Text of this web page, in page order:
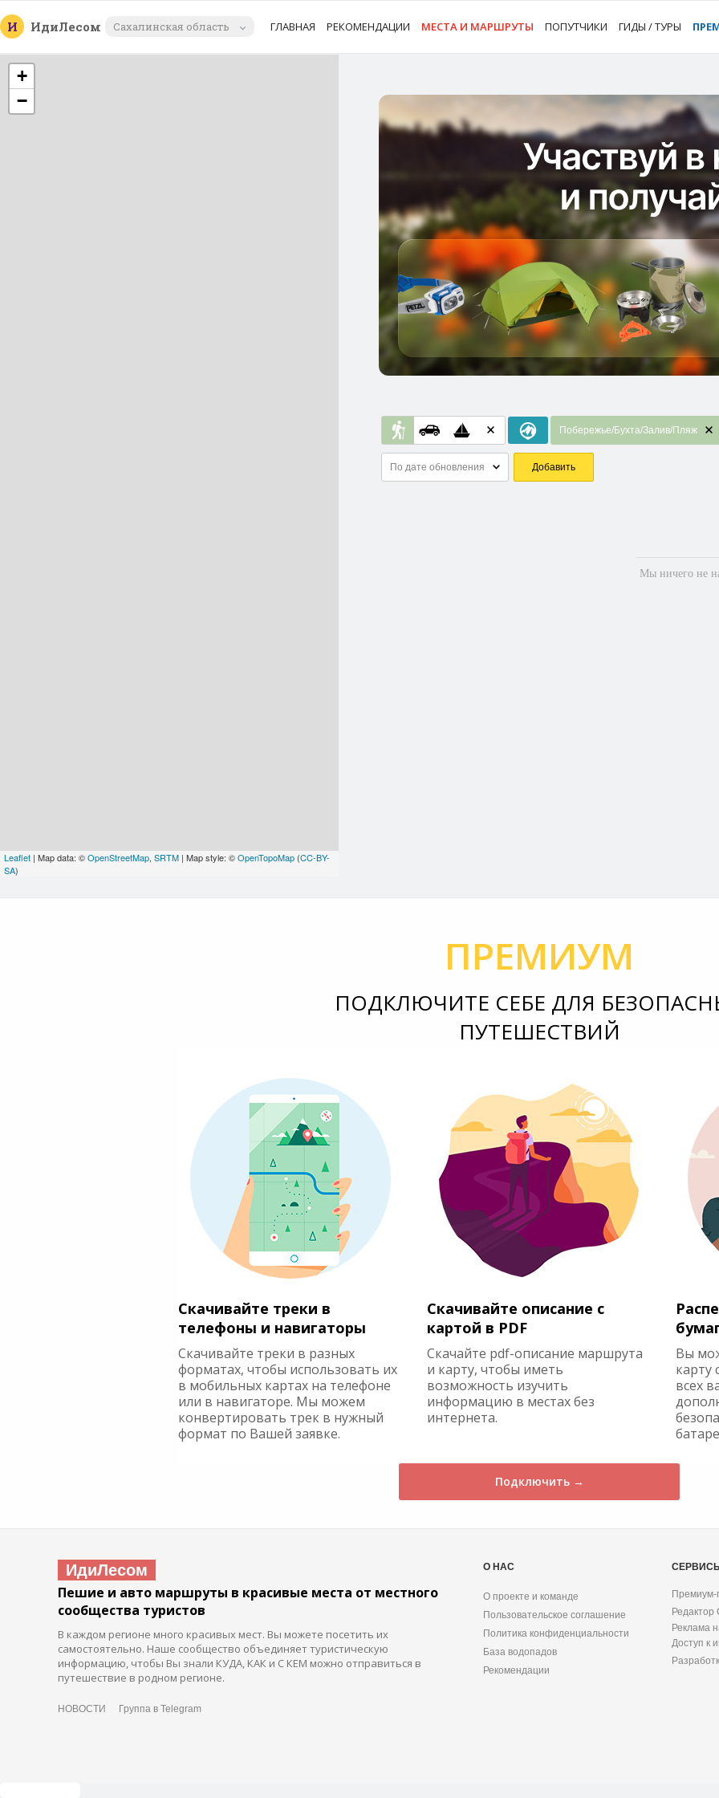
И ИдиЛесом Сахалинская область ГЛАВНАЯ РЕКОМЕНДАЦИИ МЕСТА И МАРШРУТЫ ПОПУТЧИКИ ГИДЫ / ТУРЫ
+
−
Leaflet | Map data: ©OpenStreetMap, SRTM | Map style: ©OpenTopoMap (CC-BY-
SA)
Побережье/Бухта/Залив/Пляж
По дате обновления Добавить
Мы ничего не
ПРЕМИУМ
ПОДКЛЮЧИТЕ СЕБЕ ДЛЯ
ПУТЕШЕСТВИЙ
Скачивайте треки в
телефоны и навигаторы
Скачивайте треки в разных
форматах, чтобы использовать их
в мобильных картах на телефоне
или в навигаторе. Мы можем
конвертировать трек в нужный
формат по Вашей заявке.
Скачивайте описание с
картой в PDF
Скачайте pdf-описание маршрута
и карту, чтобы иметь
возможность изучить
информацию в местах без
интернета.
Вы
карту
всех
Подключить →
ИдиЛесом
Пешие и авто маршруты в красивые места от местного
сообщества туристов
В каждом регионе много красивых мест. Вы можете посетить их
самостоятельно. Наше сообщество объединяет туристическую
информацию, чтобы Вы знали КУДА, КАК и С КЕМ можно отправиться в
путешествие в родном регионе.
НОВОСТИ Группа в Telegram
О НАС
О проекте и команде
Пользовательское соглашение
Политика конфиденциальности
База водопадов
Рекомендации
Премиум-
Редактор
Реклама
Доступ к